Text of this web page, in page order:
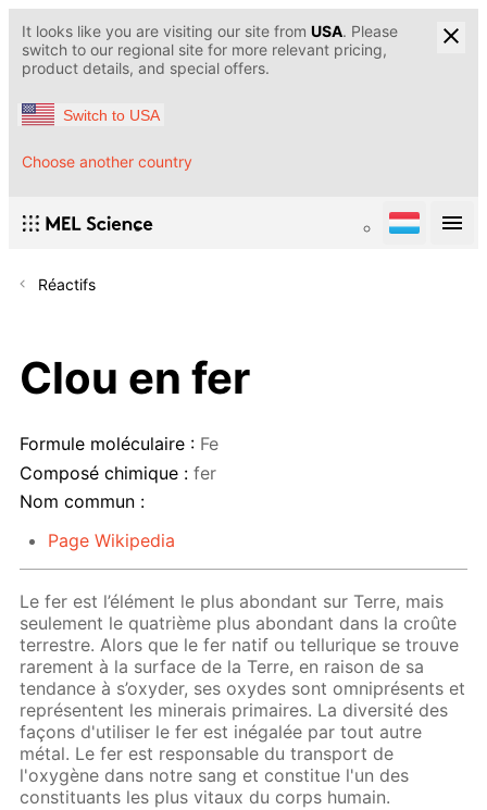
It looks like you are visiting our site from USA. Please
switch to our regional site for more relevant pricing,
product details, and special offers.
Switch to USA
Choose another country
Réactifs
Clou en fer
Formule moléculaire : Fe
Composé chimique : fer
Nom commun :
Page Wikipedia
Le fer est l’élément le plus abondant sur Terre, mais
seulement le quatrième plus abondant dans la croûte
terrestre. Alors que le fer natif ou tellurique se trouve
rarement à la surface de la Terre, en raison de sa
tendance à s’oxyder, ses oxydes sont omniprésents et
représentent les minerais primaires. La diversité des
façons d'utiliser le fer est inégalée par tout autre
métal. Le fer est responsable du transport de
l'oxygène dans notre sang et constitue l'un des
constituants les plus vitaux du corps humain.